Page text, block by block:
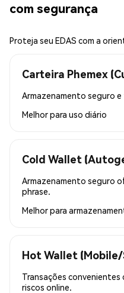
com segurança
Proteja seu EDAS com a
Carteira Phemex
Armazenamento seguro e
Melhor para uso diário
Cold Wallet
Armazenamento seguro
phrase.
Melhor para
Hot Wallet
Transações
riscos online.